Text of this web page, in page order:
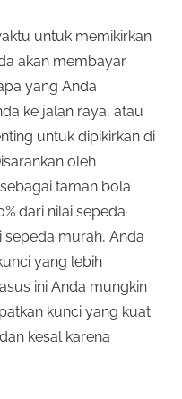
untuk memikirkan
akan membayar
yang Anda
ke jalan raya, atau
untuk dipikirkan di
oleh
taman bola
dari nilai sepeda
sepeda murah, Anda
yang lebih
ini Anda mungkin
kunci yang kuat
kesal karena